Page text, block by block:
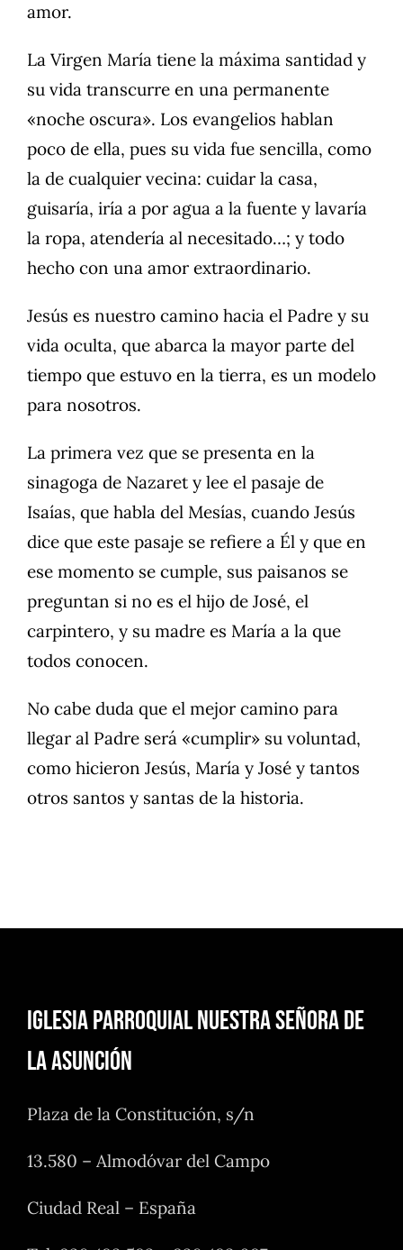
amor.
La Virgen María tiene la máxima santidad y
su vida transcurre en una permanente
«noche oscura». Los evangelios hablan
poco de ella, pues su vida fue sencilla, como
la de cualquier vecina: cuidar la casa,
guisaría, iría a por agua a la fuente y lavaría
la ropa, atendería al necesitado…; y todo
hecho con una amor extraordinario.
Jesús es nuestro camino hacia el Padre y su
vida oculta, que abarca la mayor parte del
tiempo que estuvo en la tierra, es un modelo
para nosotros.
La primera vez que se presenta en la
sinagoga de Nazaret y lee el pasaje de
Isaías, que habla del Mesías, cuando Jesús
dice que este pasaje se refiere a Él y que en
ese momento se cumple, sus paisanos se
preguntan si no es el hijo de José, el
carpintero, y su madre es María a la que
todos conocen.
No cabe duda que el mejor camino para
llegar al Padre será «cumplir» su voluntad,
como hicieron Jesús, María y José y tantos
otros santos y santas de la historia.
Iglesia Parroquial Nuestra Señora de
la Asunción
Plaza de la Constitución, s/n
13.580 – Almodóvar del Campo
Ciudad Real – España